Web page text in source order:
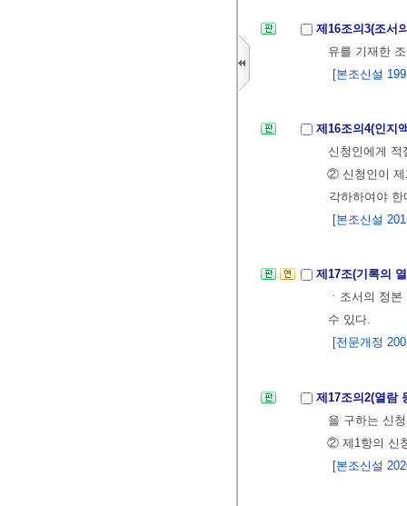
제16조의3(조서
유를 기재한
[본조신설
제16조의4(인지
신청인에게
② 신청인이 제
각하하여야
[본조신설
제17조(기록의
ㆍ조서의 정
수 있다.
[전문개정
제17조의2(열람
을 구하는 신
② 제1항의 신
[본조신설